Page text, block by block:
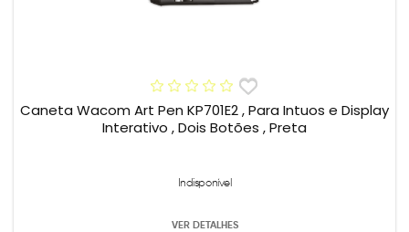
Caneta Wacom Art Pen KP701E2 , Para Intuos e Display
Interativo , Dois Botões , Preta
Indisponível
VER DETALHES